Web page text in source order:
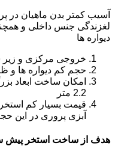
آسیب کمتر بدن ماهیان در
لغزندگی جنس داخلی و
دیواره ها
خروجی مرکزی و زیر
حجم کم دیواره ها و
2.2 متر
قیمت بسیار کم
آبزی پروری در این
هدف از ساخت استخر پیش